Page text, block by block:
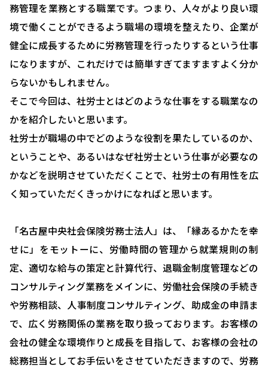
HOME
選ばれる理由
助成金について
就業規則について
採用コンサルティング
人事評価制度について
確定拠出型年金について
労務システム管理について
お客様の声
ブログ＆ニュース
会社概要
お問い合わせ・相談予約
務管理を業務とする職業です。つまり、人々がより良い環
境で働くことができるよう職場の環境を整えたり、企業が
健全に成長するために労務管理を行ったりするという仕事
になりますが、これだけでは簡単すぎてますますよく分か
らないかもしれません。
そこで今回は、社労士とはどのような仕事をする職業なの
かを紹介したいと思います。
社労士が職場の中でどのような役割を果たしているのか、
ということや、あるいはなぜ社労士という仕事が必要なの
かなどを説明させていただくことで、社労士の有用性を広
く知っていただくきっかけになればと思います。
「名古屋中央社会保険労務士法人」は、「縁あるかたを幸
せに」をモットーに、労働時間の管理から就業規則の制
定、適切な給与の策定と計算代行、退職金制度管理などの
コンサルティング業務をメインに、労働社会保険の手続き
や労務相談、人事制度コンサルティング、助成金の申請ま
で、広く労務関係の業務を取り扱っております。お客様の
会社の健全な環境作りと成長を目指して、お客様の会社の
総務担当としてお手伝いをさせていただきますので、労務